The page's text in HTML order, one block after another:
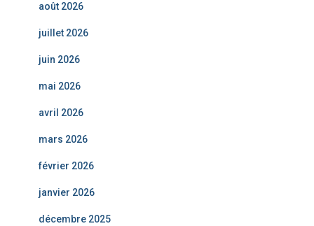
août 2026
juillet 2026
juin 2026
mai 2026
avril 2026
mars 2026
février 2026
janvier 2026
décembre 2025